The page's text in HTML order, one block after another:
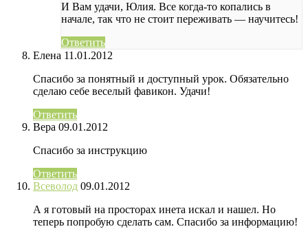
И Вам удачи, Юлия. Все когда-то копались в
начале, так что не стоит переживать — научитесь!
Ответить
Елена 11.01.2012
Спасибо за понятный и доступный урок. Обязательно
сделаю себе веселый фавикон. Удачи!
Ответить
Вера 09.01.2012
Спасибо за инструкцию
Ответить
Всеволод 09.01.2012
А я готовый на просторах инета искал и нашел. Но
теперь попробую сделать сам. Спасибо за информацию!